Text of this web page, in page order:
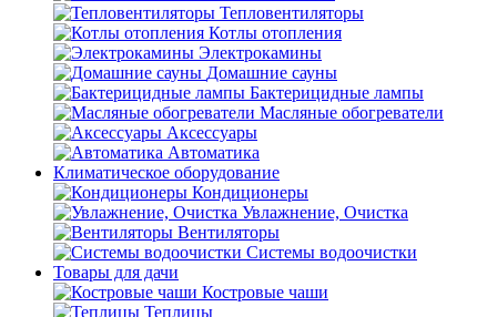
Тепловентиляторы
Котлы отопления
Электрокамины
Домашние сауны
Бактерицидные лампы
Масляные обогреватели
Аксессуары
Автоматика
Климатическое оборудование
Кондиционеры
Увлажнение, Очистка
Вентиляторы
Системы водоочистки
Товары для дачи
Костровые чаши
Теплицы